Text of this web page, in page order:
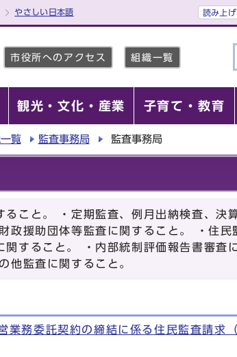
やさしい日本語 読み上げ
市役所へのアクセス 組織一覧
観光・文化・産業 子育て・教育
覧 監査事務局 監査事務局
ること。 ・定期監査、例月出納検査、決
政援助団体等監査に関すること。 ・住
関すること。 ・内部統制評価報告書審査
他監査に関すること。
業務委託契約の締結に係る住民監査請求